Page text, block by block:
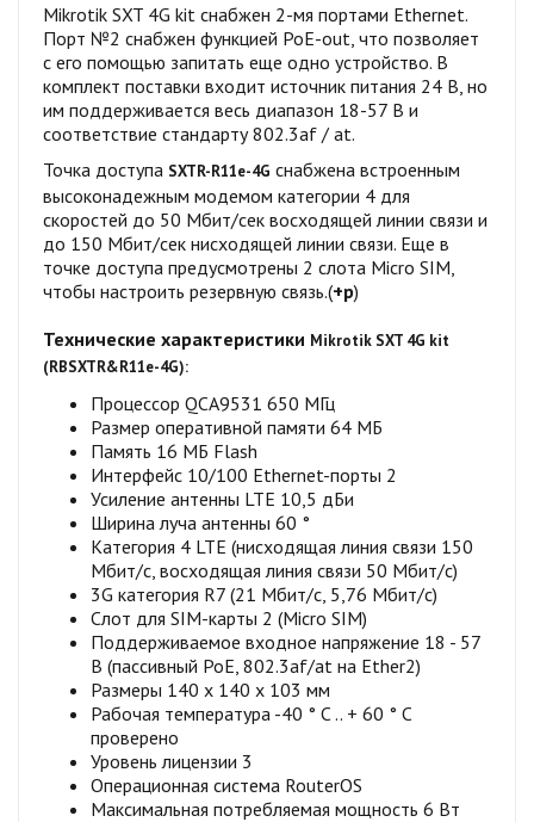
Mikrotik SXT 4G kit снабжен 2-мя портами Ethernet.
Порт №2 снабжен функцией PoE-out, что позволяет
с его помощью запитать еще одно устройство. В
комплект поставки входит источник питания 24 В, но
им поддерживается весь диапазон 18-57 В и
соответствие стандарту 802.3af / at.
Точка доступа SXTR-R11e-4G снабжена встроенным
высоконадежным модемом категории 4 для
скоростей до 50 Мбит/сек восходящей линии связи и
до 150 Мбит/сек нисходящей линии связи. Еще в
точке доступа предусмотрены 2 слота Micro SIM,
чтобы настроить резервную связь.(+р)
Технические характеристики Mikrotik SXT 4G kit
(RBSXTR&R11e-4G):
Процессор QCA9531 650 МГц
Размер оперативной памяти 64 МБ
Память 16 МБ Flash
Интерфейс 10/100 Ethernet-порты 2
Усиление антенны LTE 10,5 дБи
Ширина луча антенны 60 °
Категория 4 LTE (нисходящая линия связи 150
Мбит/с, восходящая линия связи 50 Мбит/с)
3G категория R7 (21 Мбит/с, 5,76 Мбит/с)
Слот для SIM-карты 2 (Micro SIM)
Поддерживаемое входное напряжение 18 - 57
В (пассивный PoE, 802.3af/at на Ether2)
Размеры 140 х 140 х 103 мм
Рабочая температура -40 ° C .. + 60 ° C
проверено
Уровень лицензии 3
Операционная система RouterOS
Максимальная потребляемая мощность 6 Вт